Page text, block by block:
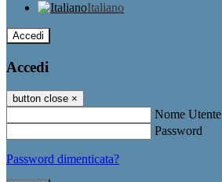
Italiano
Accedi
Accedi
button close ×
Nome Utente
Password
Password dimenticata?